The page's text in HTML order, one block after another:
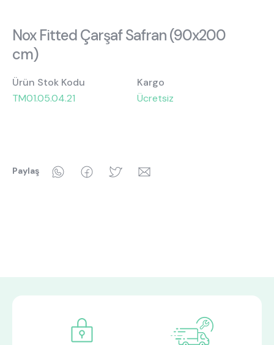
Nox Fitted Çarşaf Safran (90x200
cm)
Ürün Stok Kodu
TM01.05.04.21
Kargo
Ücretsiz
Paylaş WhatsAppFacebookTwitter